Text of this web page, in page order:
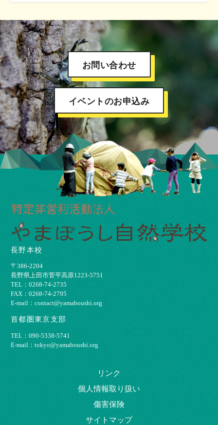
お問い合わせ
イベントのお申込み
長野本校
〒386-2204
⻑野県上⽥市菅平⾼原1223-5751
TEL：0268-74-2735
FAX：0268-74-2795
E-mail：contact@yamaboushi.org
首都圏東京支部
TEL：090-5338-5741
E-mail：tokyo@yamaboushi.org
リンク
個⼈情報取り扱い
傷害保険
サイトマップ